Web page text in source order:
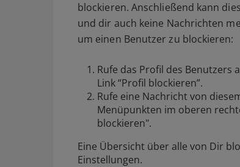
blockieren. Anschließend kann
und dir auch keine Nachrichten
um einen Benutzer zu blockieren:
Rufe das Profil des Benutzers
Link “Profil blockieren”.
Rufe eine Nachricht von
Menüpunkten im oberen
blockieren".
Eine Übersicht über alle von Dir
Einstellungen.